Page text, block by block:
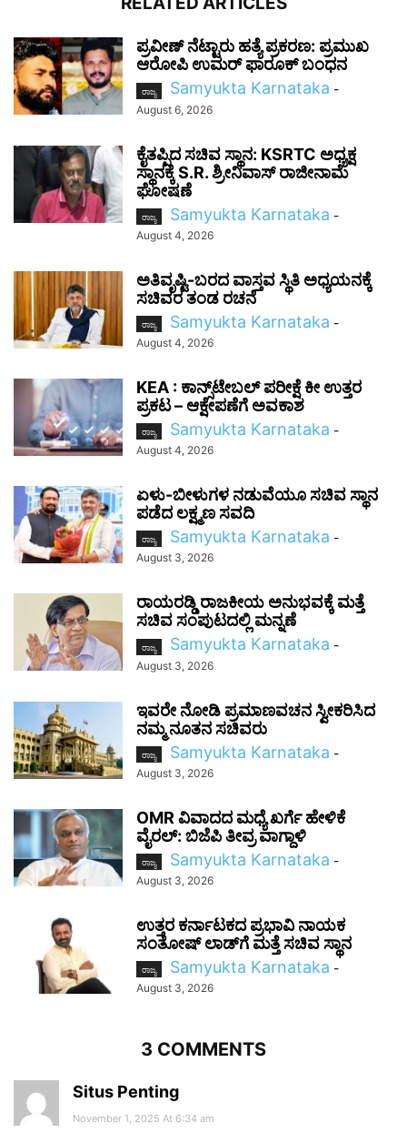
ಪ್ರವೀಣ್ ನೆಟ್ಟಾರು ಹತ್ಯೆ ಪ್ರಕರಣ: ಪ್ರಮುಖ
ಆರೋಪಿ ಉಮರ್ ಫಾರೂಕ್ ಬಂಧನ
ರಾಜ್ಯ Samyukta Karnataka -
August 6, 2026
ಕೈತಪ್ಪಿದ ಸಚಿವ ಸ್ಥಾನ: KSRTC ಅಧ್ಯಕ್ಷ
ಸ್ಥಾನಕ್ಕೆ S.R. ಶ್ರೀನಿವಾಸ್ ರಾಜೀನಾಮೆ
ಘೋಷಣೆ
ರಾಜ್ಯ Samyukta Karnataka -
August 4, 2026
ಅತಿವೃಷ್ಟಿ-ಬರದ ವಾಸ್ತವ ಸ್ಥಿತಿ ಅಧ್ಯಯನಕ್ಕೆ
ಸಚಿವರ ತಂಡ ರಚನೆ
ರಾಜ್ಯ Samyukta Karnataka -
August 4, 2026
KEA : ಕಾನ್ಸ್‌ಟೇಬಲ್ ಪರೀಕ್ಷೆ ಕೀ ಉತ್ತರ
ಪ್ರಕಟ – ಆಕ್ಷೇಪಣೆಗೆ ಅವಕಾಶ
ರಾಜ್ಯ Samyukta Karnataka -
August 4, 2026
ಏಳು-ಬೀಳುಗಳ ನಡುವೆಯೂ ಸಚಿವ ಸ್ಥಾನ
ಪಡೆದ ಲಕ್ಷ್ಮಣ ಸವದಿ
ರಾಜ್ಯ Samyukta Karnataka -
August 3, 2026
ರಾಯರಡ್ಡಿ ರಾಜಕೀಯ ಅನುಭವಕ್ಕೆ ಮತ್ತೆ
ಸಚಿವ ಸಂಪುಟದಲ್ಲಿ ಮನ್ನಣೆ
ರಾಜ್ಯ Samyukta Karnataka -
August 3, 2026
ಇವರೇ ನೋಡಿ ಪ್ರಮಾಣವಚನ ಸ್ವೀಕರಿಸಿದ
ನಮ್ಮ ನೂತನ ಸಚಿವರು
ರಾಜ್ಯ Samyukta Karnataka -
August 3, 2026
OMR ವಿವಾದದ ಮಧ್ಯೆ ಖರ್ಗೆ ಹೇಳಿಕೆ
ವೈರಲ್: ಬಿಜೆಪಿ ತೀವ್ರ ವಾಗ್ದಾಳಿ
ರಾಜ್ಯ Samyukta Karnataka -
August 3, 2026
ಉತ್ತರ ಕರ್ನಾಟಕದ ಪ್ರಭಾವಿ ನಾಯಕ
ಸಂತೋಷ್‌ ಲಾಡ್‌ಗೆ ಮತ್ತೆ ಸಚಿವ ಸ್ಥಾನ
ರಾಜ್ಯ Samyukta Karnataka -
August 3, 2026
3 COMMENTS
Situs Penting
November 1, 2025 At 6:34 am